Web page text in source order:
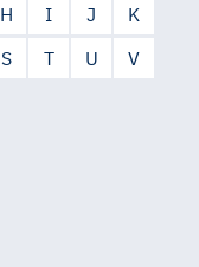
H I J
K
S T U
V